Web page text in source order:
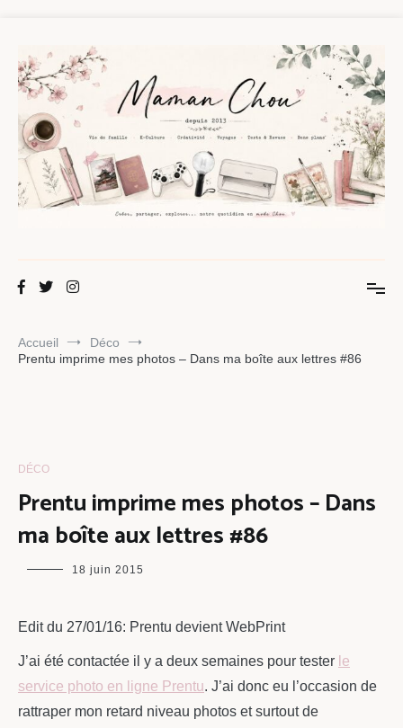
contenu
Maman Chou
Accueil
Déco
Prentu imprime mes photos – Dans ma boîte aux lettres #86
DÉCO
Prentu imprime mes photos – Dans
ma boîte aux lettres #86
maman
18 juin 2015
Edit du 27/01/16: Prentu devient WebPrint
J’ai été contactée il y a deux semaines pour tester le
service photo en ligne Prentu. J’ai donc eu l’occasion de
rattraper mon retard niveau photos et surtout de